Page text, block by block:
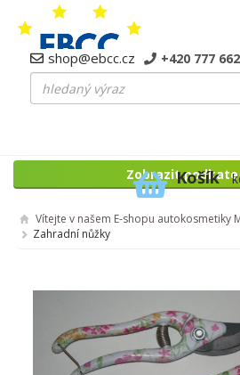
shop@ebcc.cz +420 777
Košík
Zobrazit
Vítejte v našem E-shopu autokosmetiky
Zahradní nůžky